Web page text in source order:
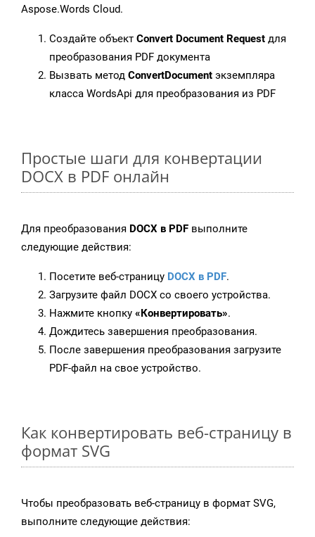
Aspose.Words Cloud.
Создайте объект Convert Document Request для
преобразования PDF документа
Вызвать метод ConvertDocument экземпляра
класса WordsApi для преобразования из PDF
Простые шаги для конвертации
DOCX в PDF онлайн
Для преобразования DOCX в PDF выполните
следующие действия:
Посетите веб-страницу DOCX в PDF.
Загрузите файл DOCX со своего устройства.
Нажмите кнопку «Конвертировать».
Дождитесь завершения преобразования.
После завершения преобразования загрузите
PDF-файл на свое устройство.
Как конвертировать веб-страницу в
формат SVG
Чтобы преобразовать веб-страницу в формат SVG,
выполните следующие действия: